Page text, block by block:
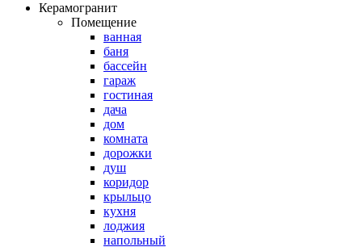
Керамогранит
Помещение
ванная
баня
бассейн
гараж
гостиная
дача
дом
комната
дорожки
душ
коридор
крыльцо
кухня
лоджия
напольный